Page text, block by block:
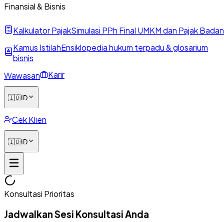
Finansial & Bisnis
Kalkulator PajakSimulasi PPh Final UMKM dan Pajak Badan
Kamus IstilahEnsiklopedia hukum terpadu & glosarium
bisnis
Wawasan
Karir
🇮🇩ID
Cek Klien
🇮🇩ID
Konsultasi Prioritas
Jadwalkan Sesi Konsultasi Anda